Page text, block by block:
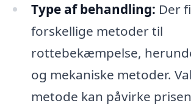
Type af behandling: Der
forskellige metoder til
rottebekæmpelse,
og mekaniske metoder.
metode kan påvirke